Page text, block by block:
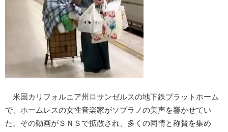
米国カリフォルニア州ロサンゼルスの地下鉄プラットホーム
で、ホームレスの女性音楽家がソプラノの美声を響かせてい
た。その動画がＳＮＳで拡散され、多くの同情と称賛を集め